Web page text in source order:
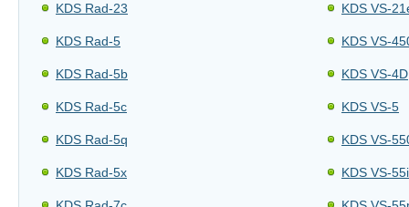
KDS Rad-23
KDS Rad-5
KDS Rad-5b
KDS Rad-5c
KDS Rad-5q
KDS Rad-5x
KDS VS-
KDS VS-
KDS VS-4D
KDS VS-5
KDS VS-
KDS VS-55i